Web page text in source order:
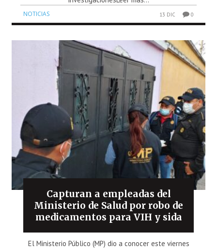
NOTICIAS 13 DIC 0
Capturan a empleadas del
Ministerio de Salud por robo de
medicamentos para VIH y sida
El Ministerio Público (MP) dio a conocer este viernes